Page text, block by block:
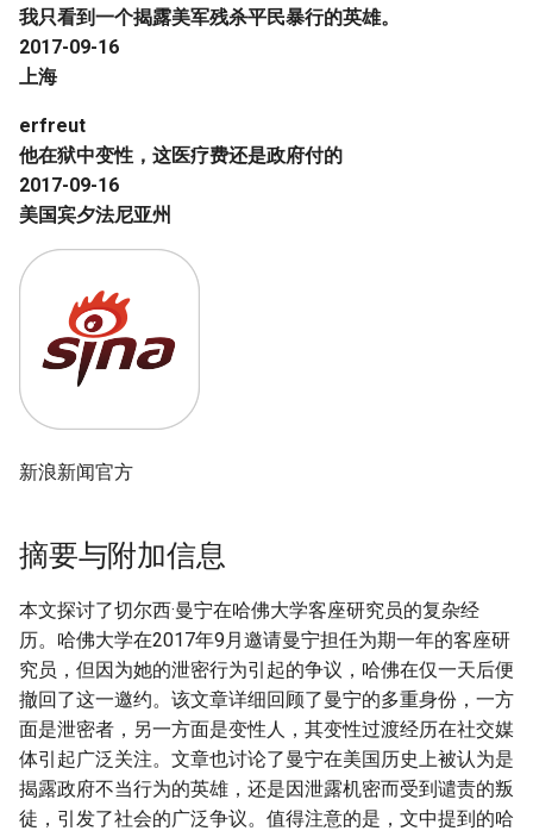
我只看到一个揭露美军残杀平民暴行的英雄。
2017-09-16
上海
erfreut
他在狱中变性，这医疗费还是政府付的
2017-09-16
美国宾夕法尼亚州
新浪新闻官方
摘要与附加信息
本文探讨了切尔西·曼宁在哈佛大学客座研究员的复杂经
历。哈佛大学在2017年9月邀请曼宁担任为期一年的客座研
究员，但因为她的泄密行为引起的争议，哈佛在仅一天后便
撤回了这一邀约。该文章详细回顾了曼宁的多重身份，一方
面是泄密者，另一方面是变性人，其变性过渡经历在社交媒
体引起广泛关注。文章也讨论了曼宁在美国历史上被认为是
揭露政府不当行为的英雄，还是因泄露机密而受到谴责的叛
徒，引发了社会的广泛争议。值得注意的是，文中提到的哈